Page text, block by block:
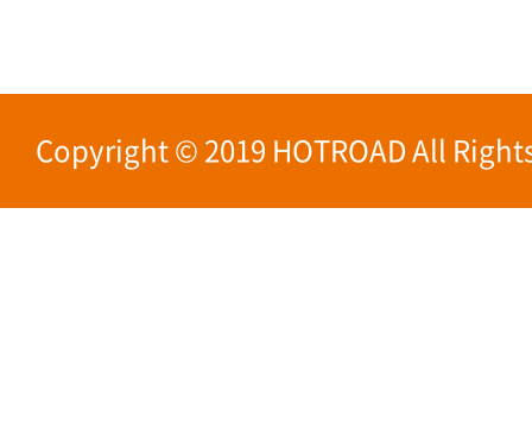
Copyright © 2019 HOTROAD All